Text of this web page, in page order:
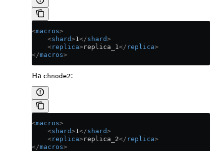
<macros>
    <
shard>1 </shard>
    <
replica> replica_1 </ replica>
</macros>
На chnode2:
<macros>
    <
shard>1 </shard>
    <
replica> replica_2</ replica>
</macros>